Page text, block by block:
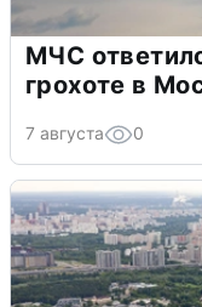
МЧС
грохоте в
7 августа 0